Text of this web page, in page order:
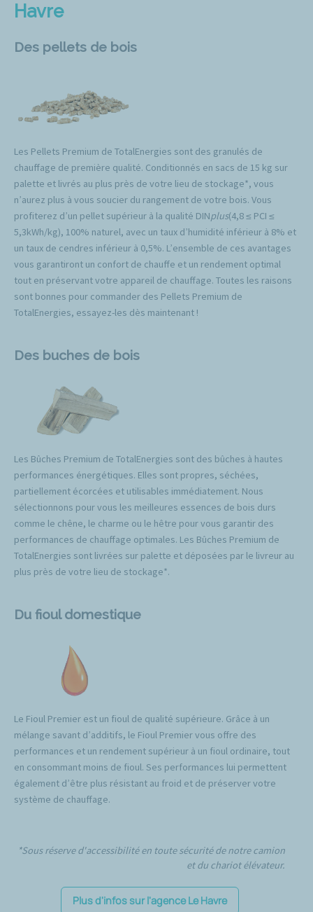
Havre
Des pellets de bois
Les Pellets Premium de TotalEnergies sont des granulés de
chauffage de première qualité. Conditionnés en sacs de 15 kg sur
palette et livrés au plus près de votre lieu de stockage*, vous
n’aurez plus à vous soucier du rangement de votre bois. Vous
profiterez d’un pellet supérieur à la qualité DINplus(4,8 ≤ PCI ≤
5,3kWh/kg), 100% naturel, avec un taux d’humidité inférieur à 8% et
un taux de cendres inférieur à 0,5%. L’ensemble de ces avantages
vous garantiront un confort de chauffe et un rendement optimal
tout en préservant votre appareil de chauffage. Toutes les raisons
sont bonnes pour commander des Pellets Premium de
TotalEnergies, essayez-les dès maintenant !
Des buches de bois
Les Bûches Premium de TotalEnergies sont des bûches à hautes
performances énergétiques. Elles sont propres, séchées,
partiellement écorcées et utilisables immédiatement. Nous
sélectionnons pour vous les meilleures essences de bois durs
comme le chêne, le charme ou le hêtre pour vous garantir des
performances de chauffage optimales. Les Bûches Premium de
TotalEnergies sont livrées sur palette et déposées par le livreur au
plus près de votre lieu de stockage*.
Du fioul domestique
Le Fioul Premier est un fioul de qualité supérieure. Grâce à un
mélange savant d’additifs, le Fioul Premier vous offre des
performances et un rendement supérieur à un fioul ordinaire, tout
en consommant moins de fioul. Ses performances lui permettent
également d’être plus résistant au froid et de préserver votre
système de chauffage.
*Sous réserve d'accessibilité en toute sécurité de notre camion
et du chariot élévateur.
Plus d'infos sur l'agence Le Havre